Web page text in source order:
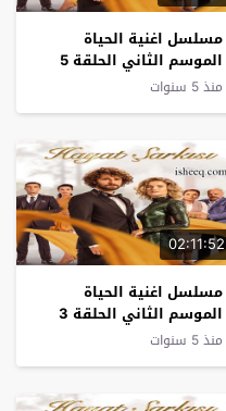
مسلسل اغنية الحياة
الموسم الثاني الحلقة 5
منذ 5 سنوات
02:11:52
مسلسل اغنية الحياة
الموسم الثاني الحلقة 3
منذ 5 سنوات